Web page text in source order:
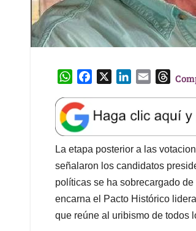
W
a
t
s
A
p
p
e
b
o
o
k
k
e
d
I
n
l
T
e
a
d
s
La etapa posterior a las
señalaron los candidatos
políticas se ha sobrecargado
encarna el Pacto Histórico
que reúne al uribismo de todos